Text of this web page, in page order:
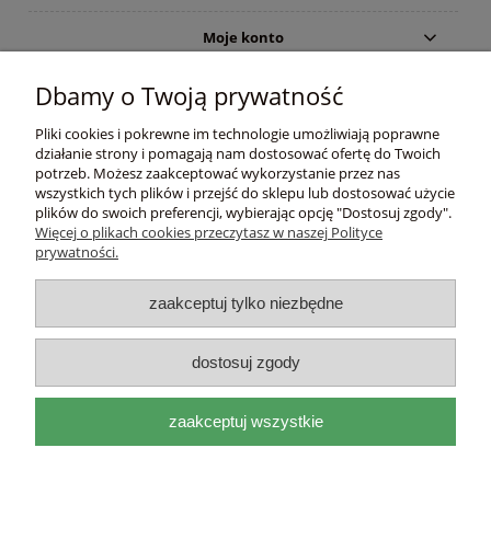
Moje konto
Płatności i dostawa
Informacje
O nas
Mackiewicza 17a 31-214 Kraków, woj.
e-mail: biuro@deliitalia.pl
209 | NIP:9451155910
pokaż pełną wersję strony
Dbamy o Twoją prywatność
Pliki cookies i pokrewne im technologie umożliwiają poprawne
działanie strony i pomagają nam dostosować ofertę do Twoich
potrzeb. Możesz zaakceptować wykorzystanie przez nas
wszystkich tych plików i przejść do sklepu lub dostosować użycie
plików do swoich preferencji, wybierając opcję "Dostosuj zgody".
Więcej o plikach cookies przeczytasz w naszej Polityce
prywatności.
zaakceptuj tylko niezbędne
dostosuj zgody
zaakceptuj wszystkie